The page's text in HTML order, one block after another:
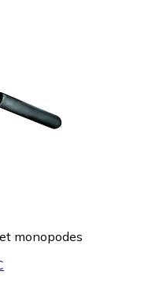
monopodes